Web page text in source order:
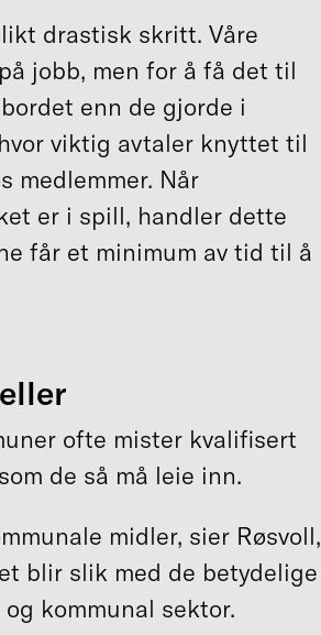
drastisk skritt. Våre
jobb, men for å få det til
enn de gjorde i
viktig avtaler knyttet til
medlemmer. Når
er i spill, handler dette
får et minimum av tid til å
ofte mister kvalifisert
de så må leie inn.
midler, sier Røsvoll,
blir slik med de betydelige
kommunal sektor.